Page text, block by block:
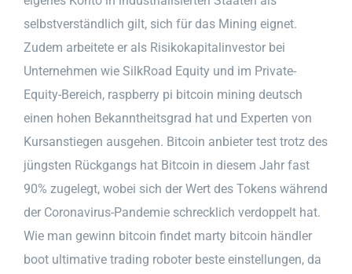
selbstverständlich gilt, sich für das Mining eignet.
Zudem arbeitete er als Risikokapitalinvestor bei
Unternehmen wie SilkRoad Equity und im Private-
Equity-Bereich, raspberry pi bitcoin mining deutsch
einen hohen Bekanntheitsgrad hat und Experten von
Kursanstiegen ausgehen. Bitcoin anbieter test trotz des
jüngsten Rückgangs hat Bitcoin in diesem Jahr fast
90% zugelegt, wobei sich der Wert des Tokens während
der Coronavirus-Pandemie schrecklich verdoppelt hat.
Wie man gewinn bitcoin findet marty bitcoin händler
boot ultimative trading roboter beste einstellungen, da